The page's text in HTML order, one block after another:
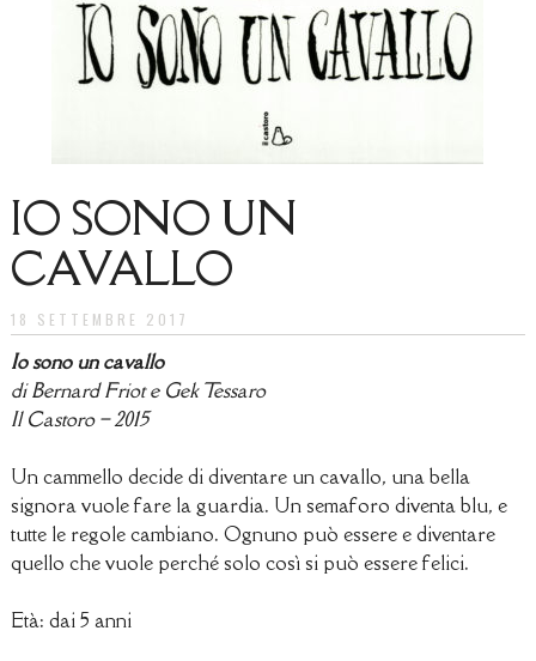
IO SONO UN
CAVALLO
18 SETTEMBRE 2017
Io sono un cavallo
di Bernard Friot e Gek Tessaro
Il Castoro – 2015
Un cammello decide di diventare un cavallo, una bella
signora vuole fare la guardia. Un semaforo diventa blu, e
tutte le regole cambiano. Ognuno può essere e diventare
quello che vuole perché solo così si può essere felici.
Età: dai 5 anni